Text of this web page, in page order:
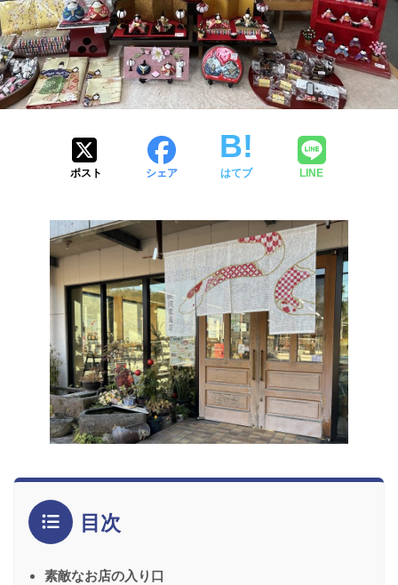
ポスト シェア はてブ LINE
目次
素敵なお店の入り口